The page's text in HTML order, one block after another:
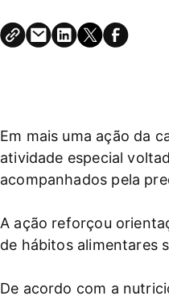
Em mais uma ação da
atividade especial
acompanhados pela
A ação reforçou
de hábitos alimentares
De acordo com a